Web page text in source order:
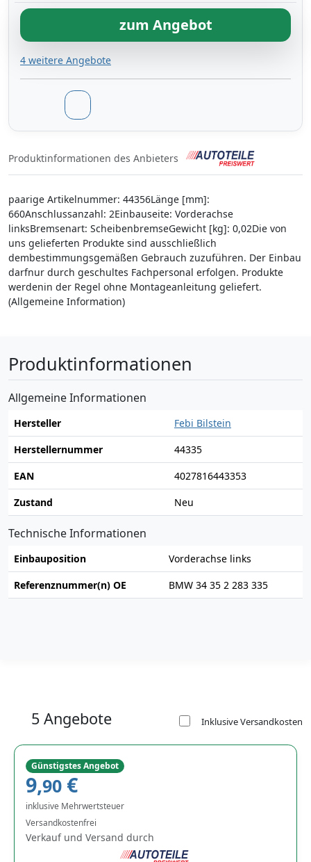
zum Angebot
4 weitere Angebote
Produktinformationen des Anbieters
paarige Artikelnummer: 44356Länge [mm]:
660Anschlussanzahl: 2Einbauseite: Vorderachse
linksBremsenart: ScheibenbremseGewicht [kg]: 0,02Die von
uns gelieferten Produkte sind ausschließlich
dembestimmungsgemäßen Gebrauch zuzuführen. Der Einbau
darfnur durch geschultes Fachpersonal erfolgen. Produkte
werdenin der Regel ohne Montageanleitung geliefert.
(Allgemeine Information)
Produktinformationen
Allgemeine Informationen
Hersteller
Febi Bilstein
Herstellernummer
44335
EAN
4027816443353
Zustand
Neu
Technische Informationen
Einbauposition
Vorderachse links
Referenznummer(n) OE
BMW 34 35 2 283 335
5 Angebote Inklusive Versandkosten
Günstigstes Angebot
9,90 €
inklusive Mehrwertsteuer
Versandkostenfrei
Verkauf und Versand durch